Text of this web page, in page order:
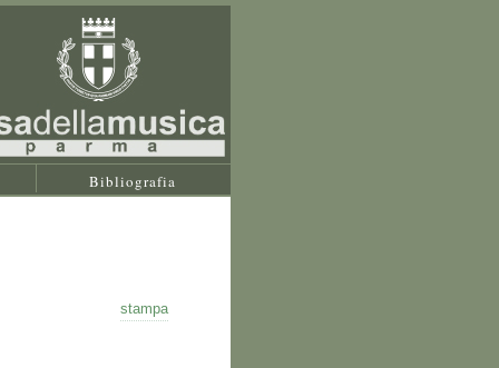
Bibliografia
stampa